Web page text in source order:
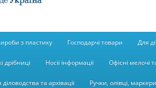
з пластику Господарчі товари Для
дрібниці Носії інформації Офісні мелочі
та архівації Ручки, олівці,